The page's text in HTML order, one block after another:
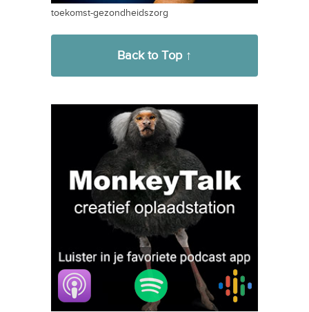
toekomst-gezondheidszorg
Back to Top ↑